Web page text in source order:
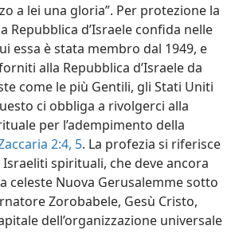
a lei una gloria”. Per protezione la
Repubblica d’Israele confida nelle
essa è stata membro dal 1949, e
alla Repubblica d’Israele da
come le più Gentili, gli Stati Uniti
ci obbliga a rivolgerci alla
per l’adempimento della
2:4, 5. La profezia si riferisce
spirituali, che deve ancora
celeste Nuova Gerusalemme sotto
Zorobabele, Gesù Cristo,
dell’organizzazione universale